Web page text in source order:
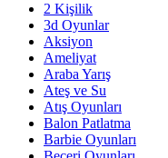
2 Kişilik
3d Oyunlar
Aksiyon
Ameliyat
Araba Yarış
Ateş ve Su
Atış Oyunları
Balon Patlatma
Barbie Oyunları